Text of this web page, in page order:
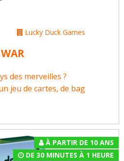
Lucky Duck Games
des merveilles ?
jeu de cartes, de bag
À PARTIR DE 10 ANS
DE 30 MINUTES À 1 HEURE